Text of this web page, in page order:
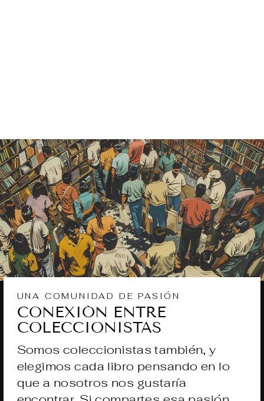
UNA COMUNIDAD DE PASIÓN
CONEXIÓN ENTRE
COLECCIONISTAS
Somos coleccionistas también, y
elegimos cada libro pensando en lo
que a nosotros nos gustaría